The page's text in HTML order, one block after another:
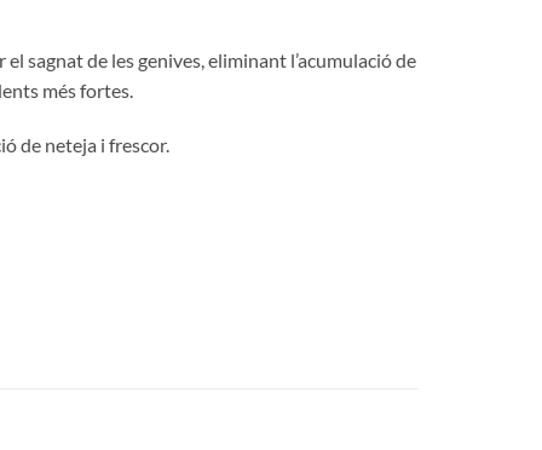
sagnat de les genives, eliminant l’acumulació de
més fortes.
de neteja i frescor.